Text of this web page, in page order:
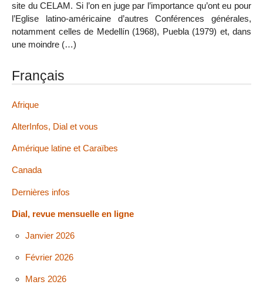
site du CELAM. Si l’on en juge par l’importance qu’ont eu pour
l’Eglise latino-américaine d’autres Conférences générales,
notamment celles de Medellín (1968), Puebla (1979) et, dans
une moindre (…)
Français
Afrique
AlterInfos, Dial et vous
Amérique latine et Caraïbes
Canada
Dernières infos
Dial, revue mensuelle en ligne
Janvier 2026
Février 2026
Mars 2026